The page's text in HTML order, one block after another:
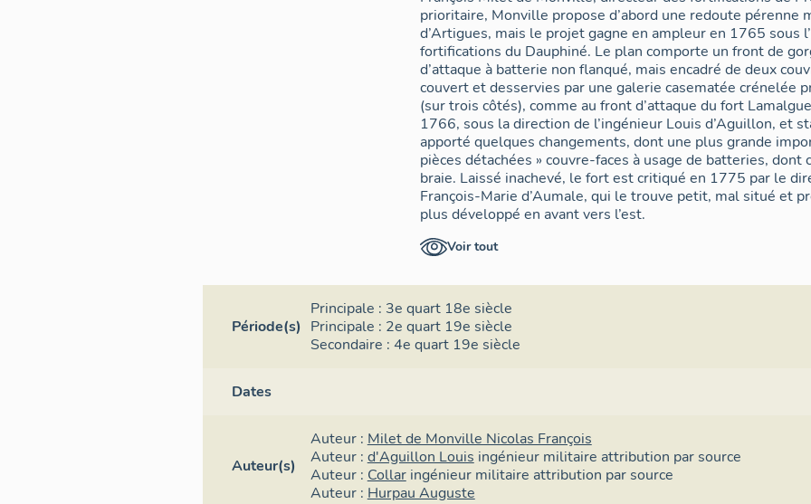
réalisés dans le cadre du programme de fortification
Charles-Louis Fouquet de Belle-Isle en 1746-1747 dans
de l’armée austro-savoyarde contre Toulon ; il avait une
fort des Pomets fut la seule redoute pérenne construite à
Dardennes et du Mont Faron, tandis qu’un mur de
la pente ouest du Faron, descendant vers la vallée, au pied
redoute aussi en pierre sèche dite de Saint-Antoine
Un premier projet de 1746 pour la défense terrestre de
proposait un vaste retranchement formant rempart
reliant le corps de place de Toulon au Mont Faron en
enveloppant la hauteur Sainte-Catherine sans y prévoir
retranchement proposé devait joindre la hauteur Ste
est dominant Toulon
Lamalgue, commencé sur un dessin de Niquet en 1707 et
mémoire considérait implicitement que l’ennemi ne serait
projet général pour Toulon à partir de 1763 plaça la question de la position de Sainte-Catherine
en second ordre de priorité sur celle de l’achèvement
De la redoute au fort 1765-1814
prioritaire, Monville propose d’abord une redoute pérenne
d’Artigues, mais le projet gagne en ampleur en 1765 sous
fortifications du Dauphiné. Le plan comporte un front de
d’attaque à batterie non flanqué, mais encadré de deux
couvert et desservies par une galerie casematée crénelée
(sur trois côtés), comme au front d’attaque du fort
1766, sous la direction de l’ingénieur Louis d’Aguillon, et
apporté quelques changements, dont une plus grande
pièces détachées » couvre-faces à usage de batteries,
braie. Laissé inachevé, le fort est critiqué en 1775 par le
François-Marie d’Aumale, qui le trouve petit, mal situé et
plus développé en avant vers l’est.
Les années suivantes apportent d’autres critiques, mais
grande campagne de travaux destinée à achever et à
les dessins de l’ingénieur Collar, visés par le directeur des
existant est transformé en fort à quatre bastions plus
nouveau fort les dehors antérieurs (couvre-face, fausse
Voir tout
Période(s)
Principale : 3e quart 18e siècle
Principale : 2e quart 19e siècle
Secondaire : 4e quart 19e siècle
Dates
Auteur(s)
Auteur : Milet de Monville Nicolas François
Auteur : d'Aguillon Louis ingénieur militaire attribution par source
Auteur : Collar ingénieur militaire attribution par source
Auteur : Hurpau Auguste